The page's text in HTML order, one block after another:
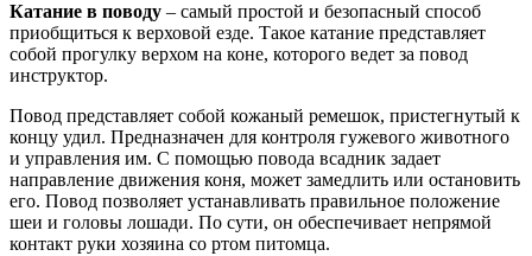
Катание в поводу – самый простой и безопасный способ
приобщиться к верховой езде. Такое катание представляет
собой прогулку верхом на коне, которого ведет за повод
инструктор.
Повод представляет собой кожаный ремешок, пристегнутый к
концу удил. Предназначен для контроля гужевого животного
и управления им. С помощью повода всадник задает
направление движения коня, может замедлить или остановить
его. Повод позволяет устанавливать правильное положение
шеи и головы лошади. По сути, он обеспечивает непрямой
контакт руки хозяина со ртом питомца.